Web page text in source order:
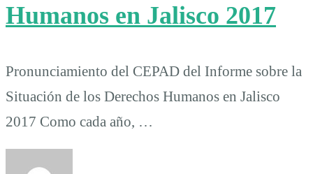
Humanos en Jalisco 2017
Pronunciamiento del CEPAD del Informe sobre la
Situación de los Derechos Humanos en Jalisco
2017 Como cada año, …